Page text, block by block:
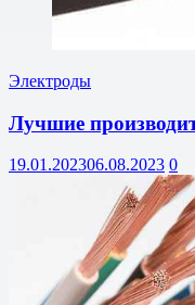
Электроды
Лучшие
19.01.202306.08.2023 0